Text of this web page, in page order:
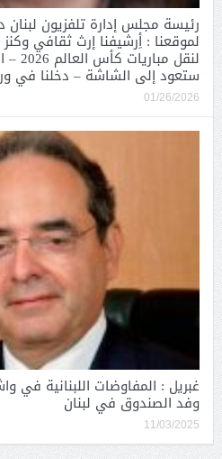
رئيسة مجلس إدارة تلفزيون
لموقعنا : أِرشيفنا إرث ثقافي
لنقل
ستعود إلى الشاشة – دخلنا في
01/26/2026
غبريل : المفاوضات اللبنانية في
وفد الصندوق في لبنان
11/03/2025